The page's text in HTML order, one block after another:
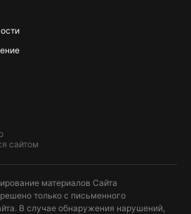
сайтом
материалов Сайта
только с письменного
В случае обнаружения нарушений,